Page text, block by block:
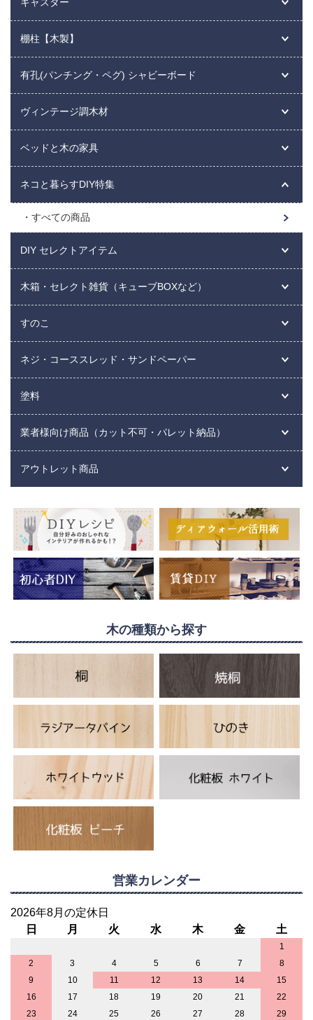
キャスター
棚柱【木製】
有孔(パンチング・ペグ) シャビーボード
ヴィンテージ調木材
ベッドと木の家具
ネコと暮らすDIY特集
すべての商品
DIY セレクトアイテム
木箱・セレクト雑貨（キューブBOXなど）
すのこ
ネジ・コーススレッド・サンドペーパー
塗料
業者様向け商品（カット不可・パレット納品）
アウトレット商品
木の種類から探す
営業カレンダー
2026年8月の定休日
日
月 火 水 木 金 土
1
2
3 4 5 6 7
8
9
10 11 12 13 14
15
16
17 18 19 20 21
22
23
24 25 26 27 28
29